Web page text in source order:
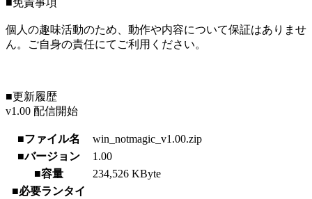
■免責事項
個人の趣味活動のため、動作や内容について保証はありませ
ん。ご自身の責任にてご利用ください。
■更新履歴
v1.00 配信開始
■ファイル名
win_notmagic_v1.00.zip
■バージョン
1.00
■容量
234,526 KByte
■必要ランタイ